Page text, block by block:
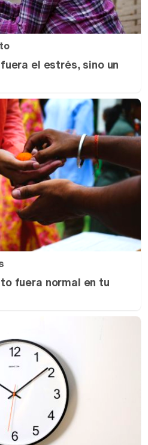
el estrés, sino un
fuera normal en tu